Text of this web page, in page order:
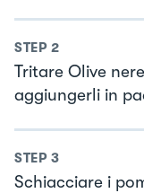
STEP 2
Tritare Olive
aggiungerli in
STEP 3
Schiacciare i